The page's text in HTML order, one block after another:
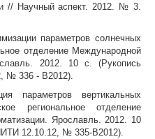
// Научный аспект. 2012. № 3.
параметров солнечных
отделение Международной
2012. 10 с. (Рукопись
№ 336 - В2012).
параметров вертикальных
региональное отделение
Ярославль. 2012. 10
12.10.12, № 335-В2012).